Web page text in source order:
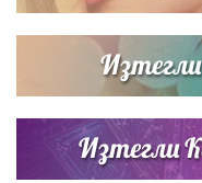
Изтегли